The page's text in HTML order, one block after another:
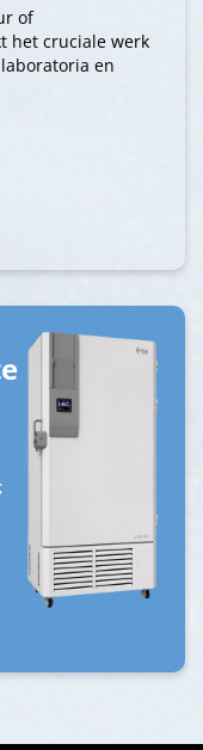
of
het cruciale werk
en